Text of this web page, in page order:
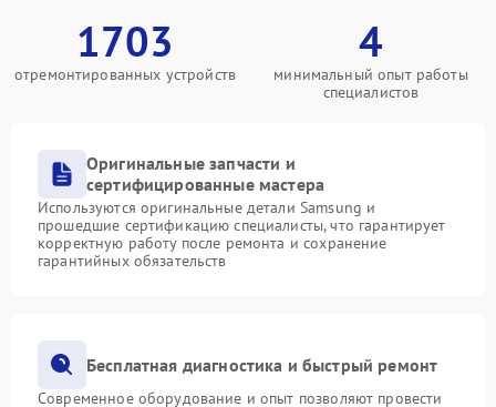
1703
отремонтированных устройств
4
минимальный опыт работы
специалистов
Оригинальные запчасти и
сертифицированные мастера
Используются оригинальные детали Samsung и
прошедшие сертификацию специалисты, что гарантирует
корректную работу после ремонта и сохранение
гарантийных обязательств
Бесплатная диагностика и быстрый ремонт
Современное оборудование и опыт позволяют провести